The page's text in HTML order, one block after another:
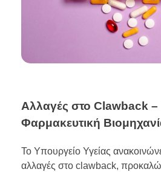
Αλλαγές στο Clawback –
Φαρμακευτική
Το Υπουργείο Υγείας
αλλαγές στο clawback,